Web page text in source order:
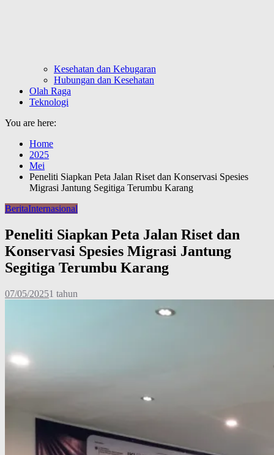
Kesehatan dan Kebugaran
Hubungan dan Kesehatan
Olah Raga
Teknologi
You are here:
Home
2025
Mei
Peneliti Siapkan Peta Jalan Riset dan Konservasi Spesies
Migrasi Jantung Segitiga Terumbu Karang
BeritaInternasional
Peneliti Siapkan Peta Jalan Riset dan
Konservasi Spesies Migrasi Jantung
Segitiga Terumbu Karang
07/05/20251 tahun